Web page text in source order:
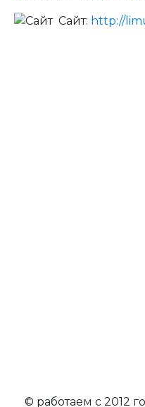
Сайт: http://
© работаем с 2012